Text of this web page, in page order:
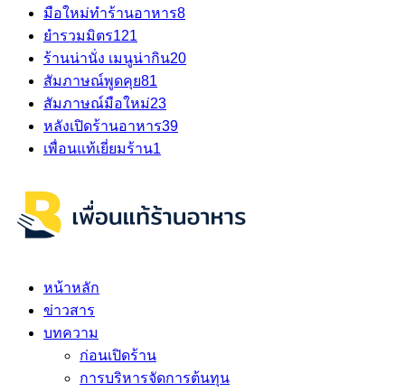
มือใหม่ทำร้านอาหาร8
ยำรวมมิตร121
ร้านน่านั่ง เมนูน่ากิน20
สัมภาษณ์พูดคุย81
สัมภาษณ์มือใหม่23
หลังเปิดร้านอาหาร39
เพื่อนแท้เยี่ยมร้าน1
หน้าหลัก
ข่าวสาร
บทความ
ก่อนเปิดร้าน
การบริหารจัดการต้นทุน